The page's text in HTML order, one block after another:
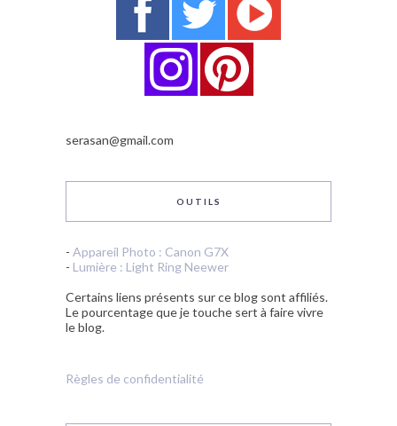
serasan@gmail.com
OUTILS
- Appareil Photo : Canon G7X
- Lumière : Light Ring Neewer
Certains liens présents sur ce blog sont affiliés.
Le pourcentage que je touche sert à faire vivre
le blog.
Règles de confidentialité